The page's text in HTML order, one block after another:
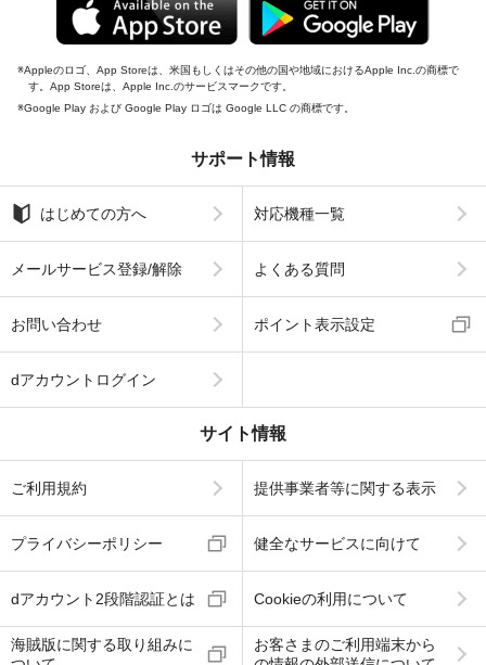
Appleのロゴ、App Storeは、米国もしくはその他の国や地域におけるApple Inc.の商標で
す。App Storeは、Apple Inc.のサービスマークです。
Google Play および Google Play ロゴは Google LLC の商標です。
サポート情報
はじめての方へ 対応機種一覧
メールサービス登録/解除 よくある質問
お問い合わせ ポイント表示設定
dアカウントログイン
サイト情報
ご利用規約 提供事業者等に関する表示
プライバシーポリシー 健全なサービスに向けて
dアカウント2段階認証とは Cookieの利用について
海賊版に関する取り組みに
お客さまのご利用端末から